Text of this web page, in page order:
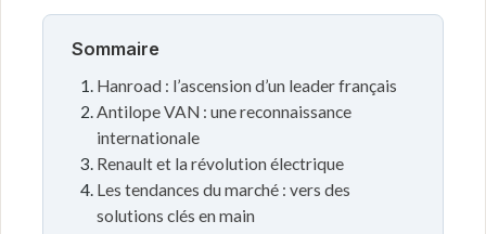
Sommaire
Hanroad : l’ascension d’un leader français
Antilope VAN : une reconnaissance
internationale
Renault et la révolution électrique
Les tendances du marché : vers des
solutions clés en main